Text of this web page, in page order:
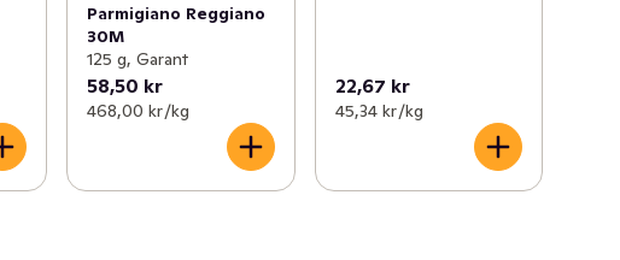
Parmigiano Reggiano
30M
125 g, Garant
58,50 kr
468,00 kr /kg
22,67 kr
45,34 kr /kg